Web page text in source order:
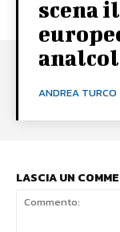
scena
ANDREA TURCO
LASCIA UN